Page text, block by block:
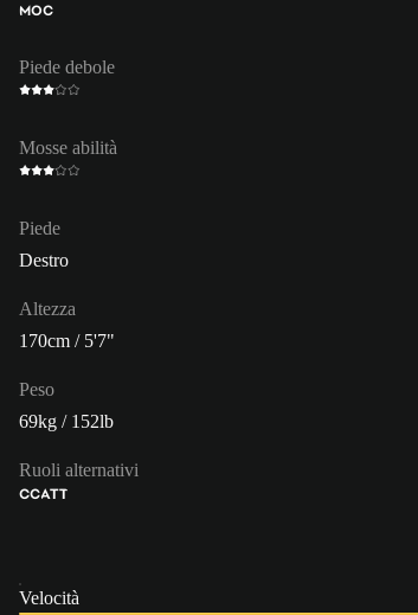
MOC
Piede debole
Mosse abilità
Piede
Destro
Altezza
170cm / 5'7"
Peso
69kg / 152lb
Ruoli alternativi
CCATT
Velocità